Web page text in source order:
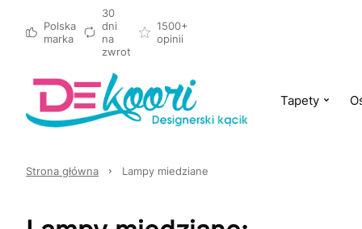
Polska
marka
30
dni
na
zwrot
1500+
opinii
Tapety
Strona główna Lampy miedziane